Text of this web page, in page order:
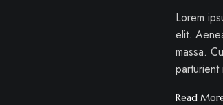
Lorem
elit.
massa.
Read